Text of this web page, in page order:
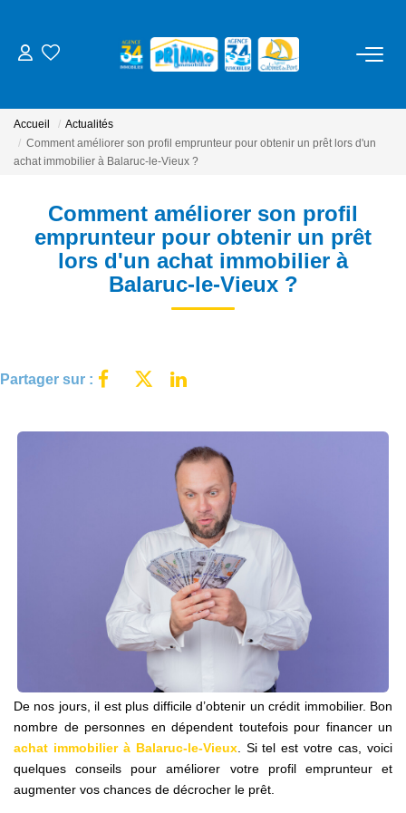
LOUER
NOS SERVICES
Qui Sommes Nous
Notre Équipe
Nos Actualités
Avis Clients
CONTACT
EN
Accueil
Actualités
Comment améliorer son profil emprunteur pour obtenir un prêt lors d'un
achat immobilier à Balaruc-le-Vieux ?
Comment améliorer son profil
emprunteur pour obtenir un prêt
lors d'un achat immobilier à
Balaruc-le-Vieux ?
Partager sur :
De nos jours, il est plus difficile d’obtenir un crédit immobilier. Bon
nombre de personnes en dépendent toutefois pour financer un
achat immobilier à Balaruc-le-Vieux. Si tel est votre cas, voici
quelques conseils pour améliorer votre profil emprunteur et
augmenter vos chances de décrocher le prêt.